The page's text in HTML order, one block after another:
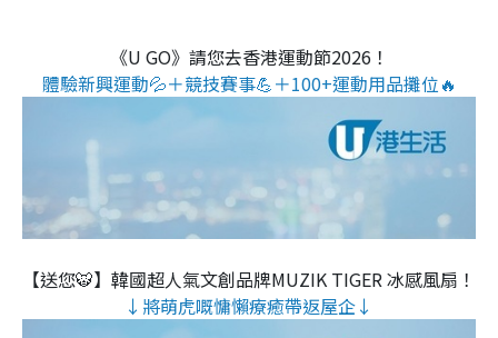
《U GO》請您去香港運動節2026！
體驗新興運動💦＋競技賽事💪＋100+運動用品攤位🔥
【送您🐯】韓國超人氣文創品牌MUZIK TIGER 冰感風扇！
↓將萌虎嘅慵懶療癒帶返屋企↓